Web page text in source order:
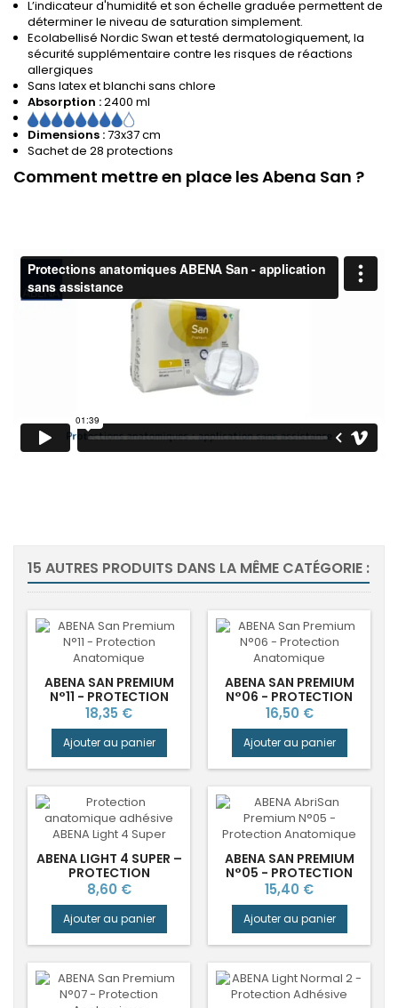
L’indicateur d'humidité et son échelle graduée permettent de
déterminer le niveau de saturation simplement.
Ecolabellisé Nordic Swan et testé dermatologiquement, la
sécurité supplémentaire contre les risques de réactions
allergiques
Sans latex et blanchi sans chlore
Absorption :2400 ml
Dimensions :73x37 cm
Sachet de 28 protections
Comment mettre en place les Abena San ?
15 AUTRES PRODUITS DANS LA MÊME CATÉGORIE :
ABENA SAN PREMIUM
N°11 - PROTECTION
ANATOMIQUE
Prix
18,35 €
Ajouter au panier
ABENA SAN PREMIUM
N°06 - PROTECTION
ANATOMIQUE
Prix
16,50 €
Ajouter au panier
ABENA LIGHT 4 SUPER –
PROTECTION
ANATOMIQUE POUR
FUITES ABONDANTES
Prix
8,60 €
Ajouter au panier
ABENA SAN PREMIUM
N°05 - PROTECTION
ANATOMIQUE
Prix
15,40 €
Ajouter au panier